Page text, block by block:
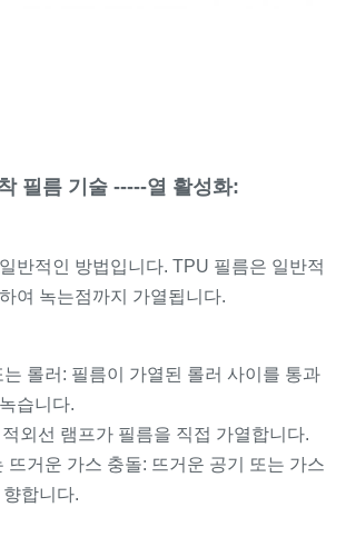
필름 기술 -----열 활성화:
반적인 방법입니다. TPU 필름은 일반적
여 녹는점까지 가열됩니다.
롤러: 필름이 가열된 롤러 사이를 통과
습니다.
외선 램프가 필름을 직접 가열합니다.
뜨거운 가스 충돌: 뜨거운 공기 또는 가스
합니다.